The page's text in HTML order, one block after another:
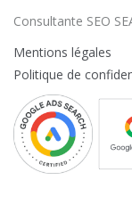
Consultante SEO
Mentions légales
Politique de